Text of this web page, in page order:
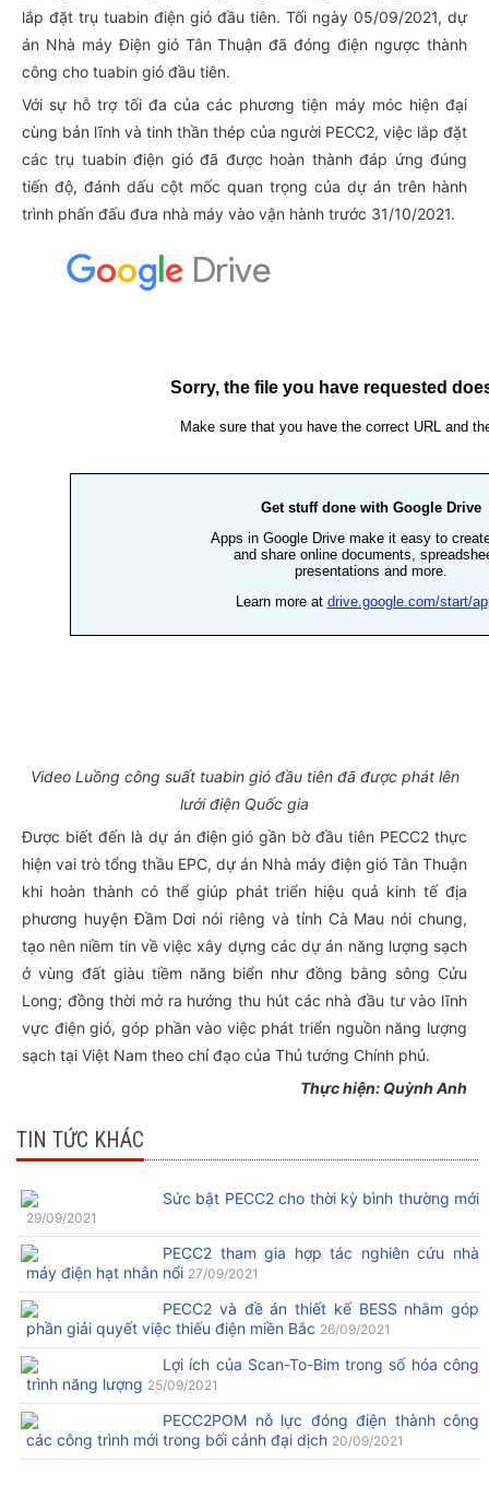
lắp đặt trụ tuabin điện gió đầu tiên. Tối ngày 05/09/2021, dự
án Nhà máy Điện gió Tân Thuận đã đóng điện ngược thành
công cho tuabin gió đầu tiên.
Với sự hỗ trợ tối đa của các phương tiện máy móc hiện đại
cùng bản lĩnh và tinh thần thép của người PECC2, việc lắp đặt
các trụ tuabin điện gió đã được hoàn thành đáp ứng đúng
tiến độ, đánh dấu cột mốc quan trọng của dự án trên hành
trình phấn đấu đưa nhà máy vào vận hành trước 31/10/2021.
Video Luồng công suất tuabin gió đầu tiên đã được phát lên
lưới điện Quốc gia
Được biết đến là dự án điện gió gần bờ đầu tiên PECC2 thực
hiện vai trò tổng thầu EPC, dự án Nhà máy điện gió Tân Thuận
khi hoàn thành có thể giúp phát triển hiệu quả kinh tế địa
phương huyện Đầm Dơi nói riêng và tỉnh Cà Mau nói chung,
tạo nên niềm tin về việc xây dựng các dự án năng lượng sạch
ở vùng đất giàu tiềm năng biển như đồng bằng sông Cửu
Long; đồng thời mở ra hướng thu hút các nhà đầu tư vào lĩnh
vực điện gió, góp phần vào việc phát triển nguồn năng lượng
sạch tại Việt Nam theo chỉ đạo của Thủ tướng Chính phủ.
Thực hiện: Quỳnh Anh
TIN TỨC KHÁC
Sức bật PECC2 cho thời kỳ bình thường mới
29/09/2021
PECC2 tham gia hợp tác nghiên cứu nhà
máy điện hạt nhân nổi 27/09/2021
PECC2 và đề án thiết kế BESS nhằm góp
phần giải quyết việc thiếu điện miền Bắc 26/09/2021
Lợi ích của Scan-To-Bim trong số hóa công
trình năng lượng 25/09/2021
PECC2POM nỗ lực đóng điện thành công
các công trình mới trong bối cảnh đại dịch 20/09/2021